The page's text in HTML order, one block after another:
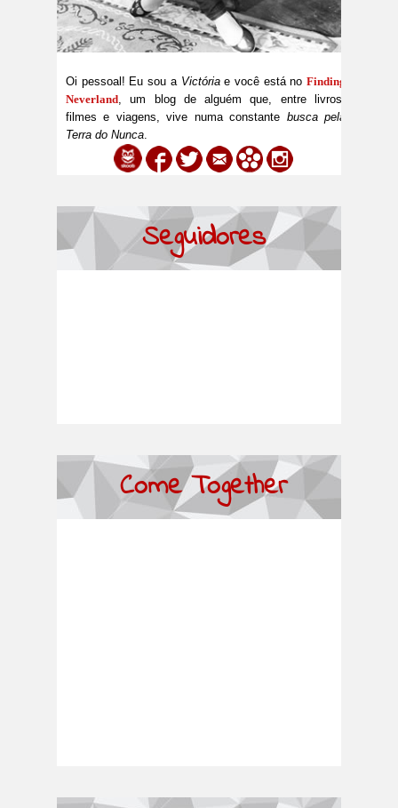
Oi pessoal! Eu sou a Victóriae você está no Finding
Neverland , um blog de alguém que, entre livros,
filmes e viagens, vive numa constante busca pela
Terra do Nunca
Seguidores
Come Together